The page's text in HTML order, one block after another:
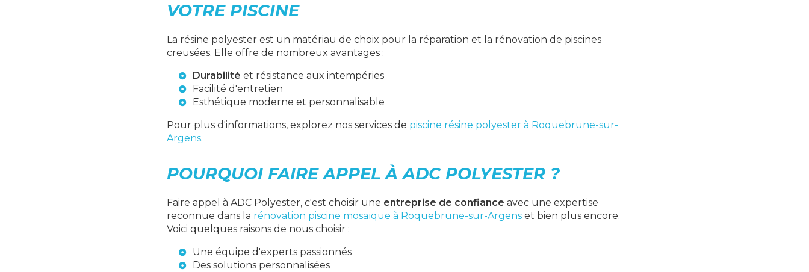
VOTRE PISCINE
La résine polyester est un matériau de choix pour la réparation et la rénovation de piscines
creusées. Elle offre de nombreux avantages :
Durabilité et résistance aux intempéries
Facilité d'entretien
Esthétique moderne et personnalisable
Pour plus d'informations, explorez nos services de piscine résine polyester à Roquebrune-sur-
Argens.
POURQUOI FAIRE APPEL À ADC POLYESTER ?
Faire appel à ADC Polyester, c'est choisir une entreprise de confiance avec une expertise
reconnue dans la rénovation piscine mosaïque à Roquebrune-sur-Argens et bien plus encore.
Voici quelques raisons de nous choisir :
Une équipe d'experts passionnés
Des solutions personnalisées